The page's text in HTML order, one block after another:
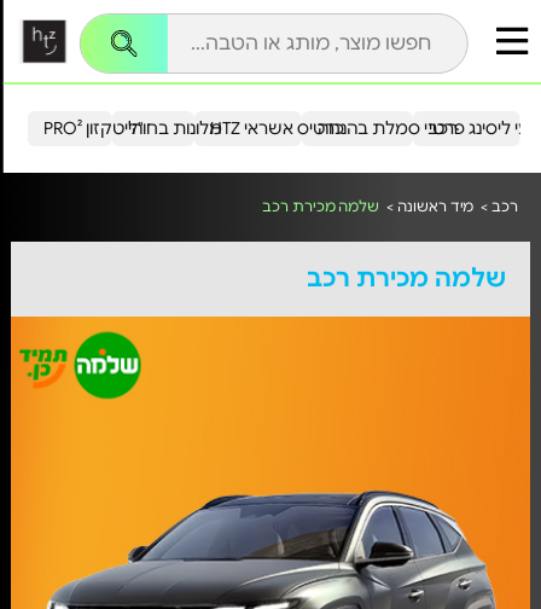
הייטקזון PRO²מלונות בחו"ל כרטיס אשראי HTZ ליסינג פרטירכבי סמלת בהנחה
רכב > מיד ראשונה > שלמה מכירת רכב
שלמה מכירת רכב